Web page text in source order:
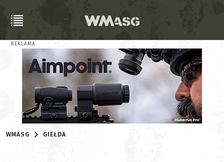
REKLAMA
WMASG GIEŁDA